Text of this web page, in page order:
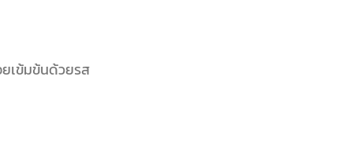
เข้มข้นด้วยรส